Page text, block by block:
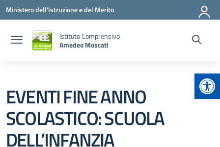
Vai ai contenuti
Vai al menu di navigazione
Vai al footer
Ministero dell'Istruzione e del Merito
Istituto Comprensivo
Amedeo Moscati
EVENTI FINE ANNO
SCOLASTICO: SCUOLA
DELL’INFANZIA